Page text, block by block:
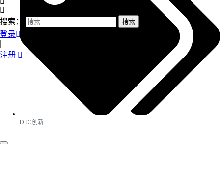
搜索：
登录
注册
DTC创新